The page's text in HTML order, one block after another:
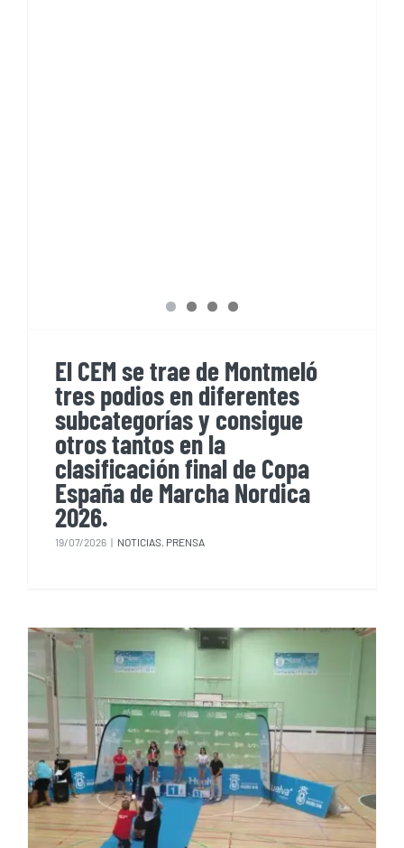
El CEM se trae de Montmeló
tres podios en diferentes
subcategorías y consigue
otros tantos en la
clasificación final de Copa
España de Marcha Nordica
2026.
19/07/2026 | NOTICIAS, PRENSA
El CEM se trae de Huelva tres
podios en diferentes
subcategorías en la 3º prueba
de Copa de España de Marcha
Nordica 2026